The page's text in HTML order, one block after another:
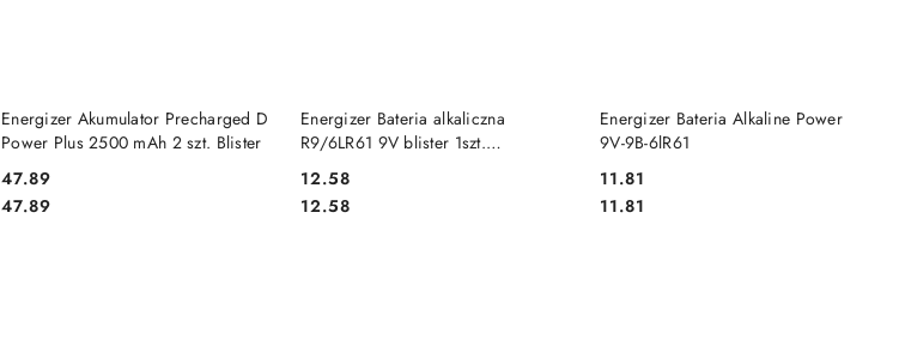
Energizer Akumulator Precharged D
Power Plus 2500 mAh 2 szt. Blister
Cena:
47.89
Cena:
47.89
DO KOSZYKA
Energizer Bateria alkaliczna
R9/6LR61 9V blister 1szt.
Cena:
12.58
Cena:
12.58
DO KOSZYKA
Energizer Bateria Alkaline Power
9V-9B-6lR61
Cena:
11.81
Cena:
11.81
DO KOSZYKA